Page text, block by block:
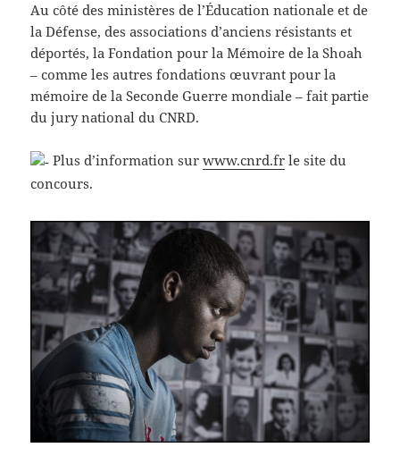
Au côté des ministères de l’Éducation nationale et de
la Défense, des associations d’anciens résistants et
déportés, la Fondation pour la Mémoire de la Shoah
– comme les autres fondations œuvrant pour la
mémoire de la Seconde Guerre mondiale – fait partie
du jury national du CNRD.
Plus d’information surwww.cnrd.fr le site du
concours.